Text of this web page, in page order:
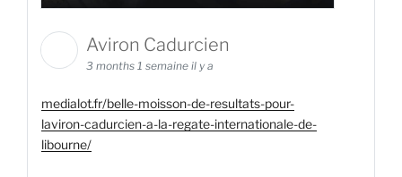
Aviron Cadurcien
3 months 1 semaine il y a
medialot.fr/belle-moisson-de-resultats-pour-
laviron-cadurcien-a-la-regate-internationale-de-
libourne/